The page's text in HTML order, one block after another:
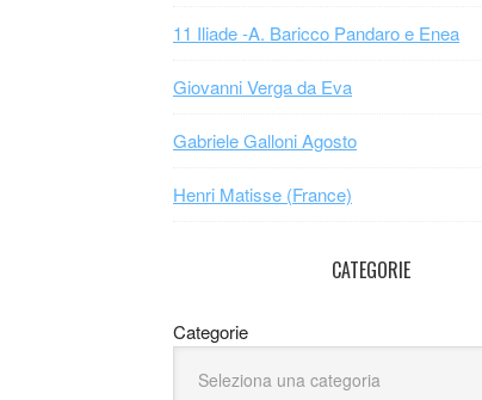
11 Iliade -A. Baricco Pandaro e Enea
Giovanni Verga da Eva
Gabriele Galloni Agosto
Henri Matisse (France)
CATEGORIE
Categorie